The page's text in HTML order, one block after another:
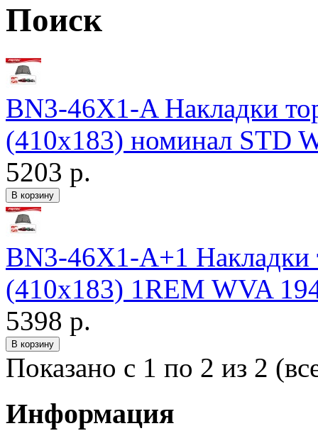
Поиск
BN3-46X1-A Накладки
(410х183) номинал STD
5203 р.
BN3-46X1-A+1
(410х183) 1REM WVA
5398 р.
Показано с 1 по 2 из 2
Информация